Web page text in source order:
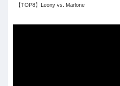
【TOP8】Leony vs. Marlone